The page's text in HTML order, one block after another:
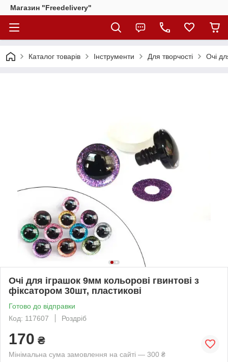
Магазин "Freedelivery"
Каталог товарів Інструменти Для творчості Очі
Очі для іграшок 9мм кольорові гвинтові з
фіксатором 30шт, пластикові
Готово до відправки
Код: 117607
Роздріб
170 ₴
Мінімальна сума замовлення на сайті — 300 ₴